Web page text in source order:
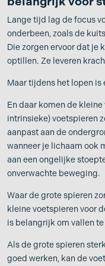
Lange tijd lag de focus
onderbeen, zoals de
Die zorgen ervoor dat je
optillen. Ze leveren
Maar tijdens het lopen
En daar komen de
intrinsieke) voetspieren
aanpast aan de
wanneer je lichaam ook
aan een ongelijke
onverwachte beweging.
Waar de grote spieren
kleine voetspieren voor
is belangrijk om vallen
Als de grote spieren
goed werken, kan de